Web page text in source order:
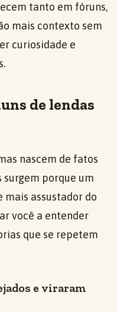
tanto em fóruns,
mais contexto sem
curiosidade e
de lendas
nascem de fatos
surgem porque um
mais assustador do
você a entender
que se repetem
e viraram